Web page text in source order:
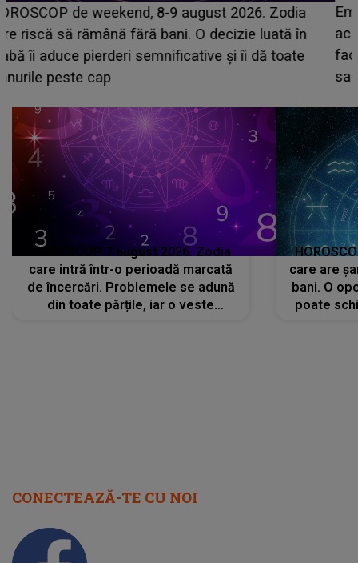
Emanuel a ținut ACEST DETALIU ASCUNS până
acum! În fața Alexandrei, concurentul din Casa Iubirii
face o MĂRTURISIRE NEAȘTEPTATĂ despre mama
sa: "I-am spus și ei în față, eu nu te iubesc pentru
HOROSCOP 7 august 2026. Zodia
care intră într-o perioadă marcată
de încercări. Problemele se adună
din toate părțile, iar o veste
care are
bani. O
poate
CONECTEAZĂ-TE CU NOI